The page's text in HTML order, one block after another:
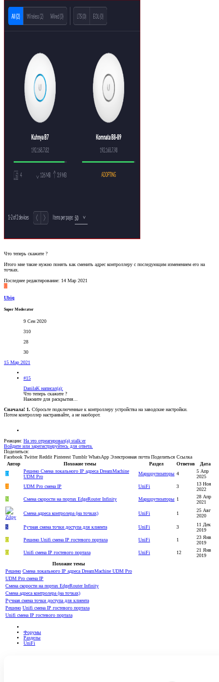
Что теперь скажите ?
Итого мне такие нужно понять как сменить адрес контроллеру с последующим изменением его на
точках.
Последнее редактирование: 14 Мар 2021
U
Ubiq
Super Moderator
9 Сен 2020
310
28
30
15 Мар 2021
#15
DanilaK написал(а):
Что теперь скажите ?
Нажмите для раскрытия...
Сначала! 1. Сбросьте подключенные к контроллеру устройства на заводские настройки.
Потом контроллер настраивайте, а не наоборот.
Реакции: На это отреагировал(а) stalk:er
Войдите или зарегистрируйтесь для ответа.
Поделиться:
Facebook Twitter Reddit Pinterest Tumblr WhatsApp Электронная почта Поделиться Ссылка
Автор
Похожие темы Раздел Ответов
Дата
D
Решено Смена локального IP адреса DreamMachine
UDM Pro
Маршрутизаторы 4
5 Апр
2025
Д
UDM Pro смена IP UniFi 3
13 Ноя
2022
N
Смена скорости на портах EdgeRouter Infinity Маршрутизаторы 1
28 Апр
2021
Смена адреса контролера (на точках) UniFi 1
25 Авг
2020
S Ручная смена точки доступа для клиента UniFi 3
11 Дек
2019
О
Решено Unifi смена IP гостевого портала UniFi 1
23 Янв
2019
О
Unifi смена IP гостевого портала UniFi 12
21 Янв
2019
Похожие темы
Решено Смена локального IP адреса DreamMachine UDM Pro
UDM Pro смена IP
Смена скорости на портах EdgeRouter Infinity
Смена адреса контролера (на точках)
Ручная смена точки доступа для клиента
Решено Unifi смена IP гостевого портала
Unifi смена IP гостевого портала
Форумы
Разделы
UniFi